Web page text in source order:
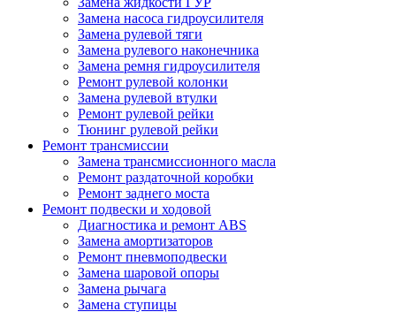
Замена насоса гидроусилителя
Замена рулевой тяги
Замена рулевого наконечника
Замена ремня гидроусилителя
Ремонт рулевой колонки
Замена рулевой втулки
Ремонт рулевой рейки
Тюнинг рулевой рейки
Ремонт трансмиссии
Замена трансмиссионного масла
Ремонт раздаточной коробки
Ремонт заднего моста
Ремонт подвески и ходовой
Диагностика и ремонт ABS
Замена амортизаторов
Ремонт пневмоподвески
Замена шаровой опоры
Замена рычага
Замена ступицы